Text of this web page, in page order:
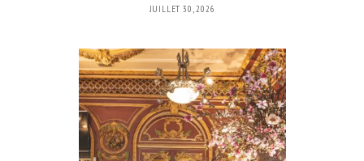
JUILLET 30, 2026